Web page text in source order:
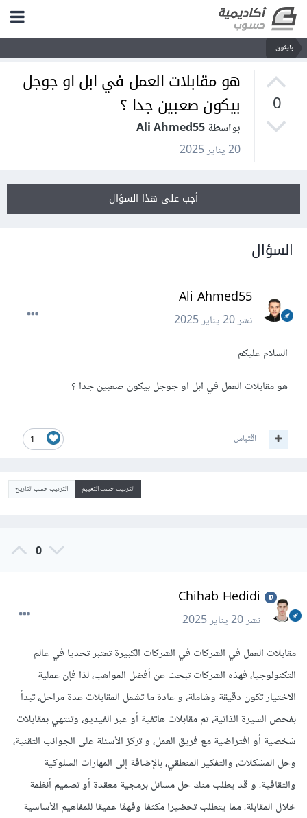
بايثون
0
هو مقابلات العمل في ابل او جوجل
بيكون صعبين جدا ؟
بواسطة Ali Ahmed55
20 يناير 2025
أجب على هذا السؤال
السؤال
Ali Ahmed55
نشر20 يناير 2025
السلام عليكم
هو مقابلات العمل في ابل او جوجل بيكون صعبين جدا ؟
1 اقتباس
الترتيب حسب التقييم الترتيب حسب التاريخ
0
Chihab Hedidi
نشر20 يناير 2025
مقابلات العمل في الشركات في الشركات الكبيرة تعتبر تحديا في عالم
التكنولوجيا، فهذه الشركات تبحث عن أفضل المواهب، لذا فإن عملية
الاختيار تكون دقيقة وشاملة، و عادة ما تشمل المقابلات عدة مراحل، تبدأ
بفحص السيرة الذاتية، ثم مقابلات هاتفية أو عبر الفيديو، وتنتهي بمقابلات
شخصية أو افتراضية مع فريق العمل، و تركز الأسئلة على الجوانب التقنية،
وحل المشكلات، والتفكير المنطقي، بالإضافة إلى المهارات السلوكية
والثقافية، و قد يطلب منك حل مسائل برمجية معقدة أو تصميم أنظمة
خلال المقابلة، مما يتطلب تحضيرا مكثفا وفهمًا عميقا للمفاهيم الأساسية